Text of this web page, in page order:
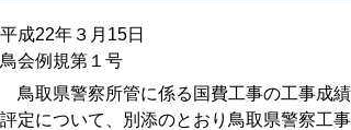
平成22年３月15日
鳥会例規第１号
鳥取県警察所管に係る国費工事の工事成績
評定について、別添のとおり鳥取県警察工事